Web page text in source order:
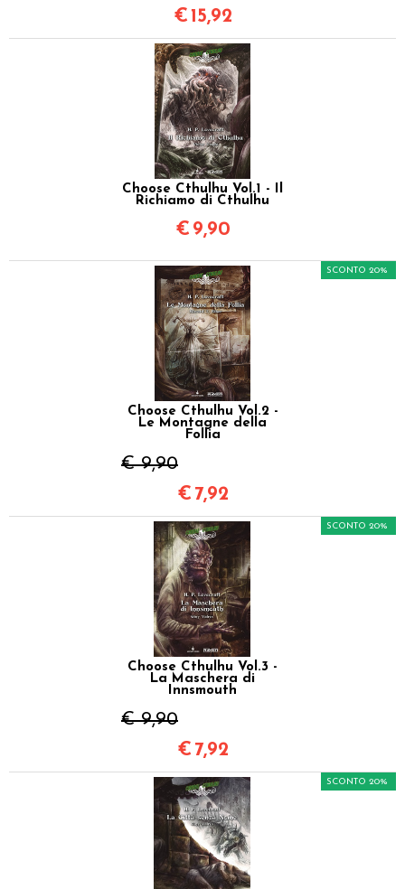
€ 15,92
Choose Cthulhu Vol.1 - Il
Richiamo di Cthulhu
€ 9,90
Choose Cthulhu Vol.2 -
Le Montagne della
Follia
€ 9,90
SCONTO 20%
€ 7,92
Choose Cthulhu Vol.3 -
La Maschera di
Innsmouth
€ 9,90
SCONTO 20%
€ 7,92
SCONTO 20%